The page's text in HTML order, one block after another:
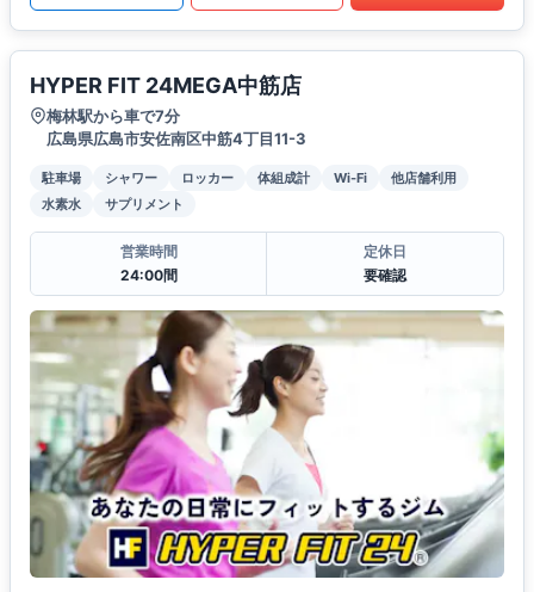
HYPER FIT 24MEGA中筋店
梅林駅から車で7分
広島県広島市安佐南区中筋4丁目11-3
駐車場 シャワー ロッカー 体組成計 Wi-Fi
他店舗利用
水素水
サプリメント
営業時間
24:00間
定休日
要確認